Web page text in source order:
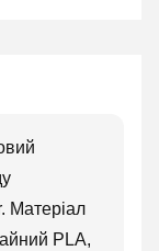
Матеріал
PLA,